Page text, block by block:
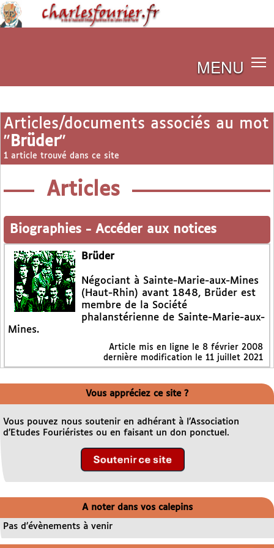
MENU
Articles/documents associés au mot
" Brüder"
1 article trouvé dans ce site
Articles
Biographies - Accéder aux notices
Brüder
Négociant à Sainte-Marie-aux-Mines
(Haut-Rhin) avant 1848, Brüder est
membre de la Société
phalanstérienne de Sainte-Marie-aux-
Mines.
Article mis en ligne le 8 février 2008
dernière modification le 11 juillet 2021
Vous appréciez ce site ?
Vous pouvez nous soutenir en adhérant à l’Association
d’Etudes Fouriéristes ou en faisant un don ponctuel.
A noter dans vos calepins
Pas d’évènements à venir